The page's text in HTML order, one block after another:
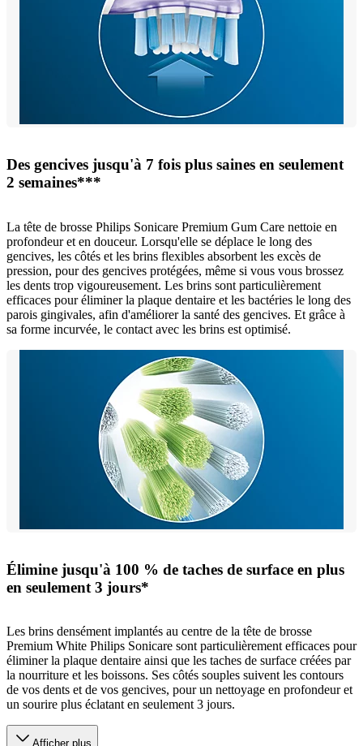
Des gencives jusqu'à 7 fois plus saines en seulement
2 semaines***
La tête de brosse Philips Sonicare Premium Gum Care nettoie en
profondeur et en douceur. Lorsqu'elle se déplace le long des
gencives, les côtés et les brins flexibles absorbent les excès de
pression, pour des gencives protégées, même si vous vous brossez
les dents trop vigoureusement. Les brins sont particulièrement
efficaces pour éliminer la plaque dentaire et les bactéries le long des
parois gingivales, afin d'améliorer la santé des gencives. Et grâce à
sa forme incurvée, le contact avec les brins est optimisé.
Élimine jusqu'à 100 % de taches de surface en plus
en seulement 3 jours*
Les brins densément implantés au centre de la tête de brosse
Premium White Philips Sonicare sont particulièrement efficaces pour
éliminer la plaque dentaire ainsi que les taches de surface créées par
la nourriture et les boissons. Ses côtés souples suivent les contours
de vos dents et de vos gencives, pour un nettoyage en profondeur et
un sourire plus éclatant en seulement 3 jours.
Afficher plus